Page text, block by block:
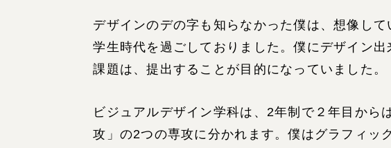
デザインのデの字も知らなかった僕は、想像し
学生時代を過ごしておりました。僕にデザイン
課題は、提出することが目的になっていました。
ビジュアルデザイン学科は、2年制で２年目から
攻」の2つの専攻に分かれます。僕はグラフィッ